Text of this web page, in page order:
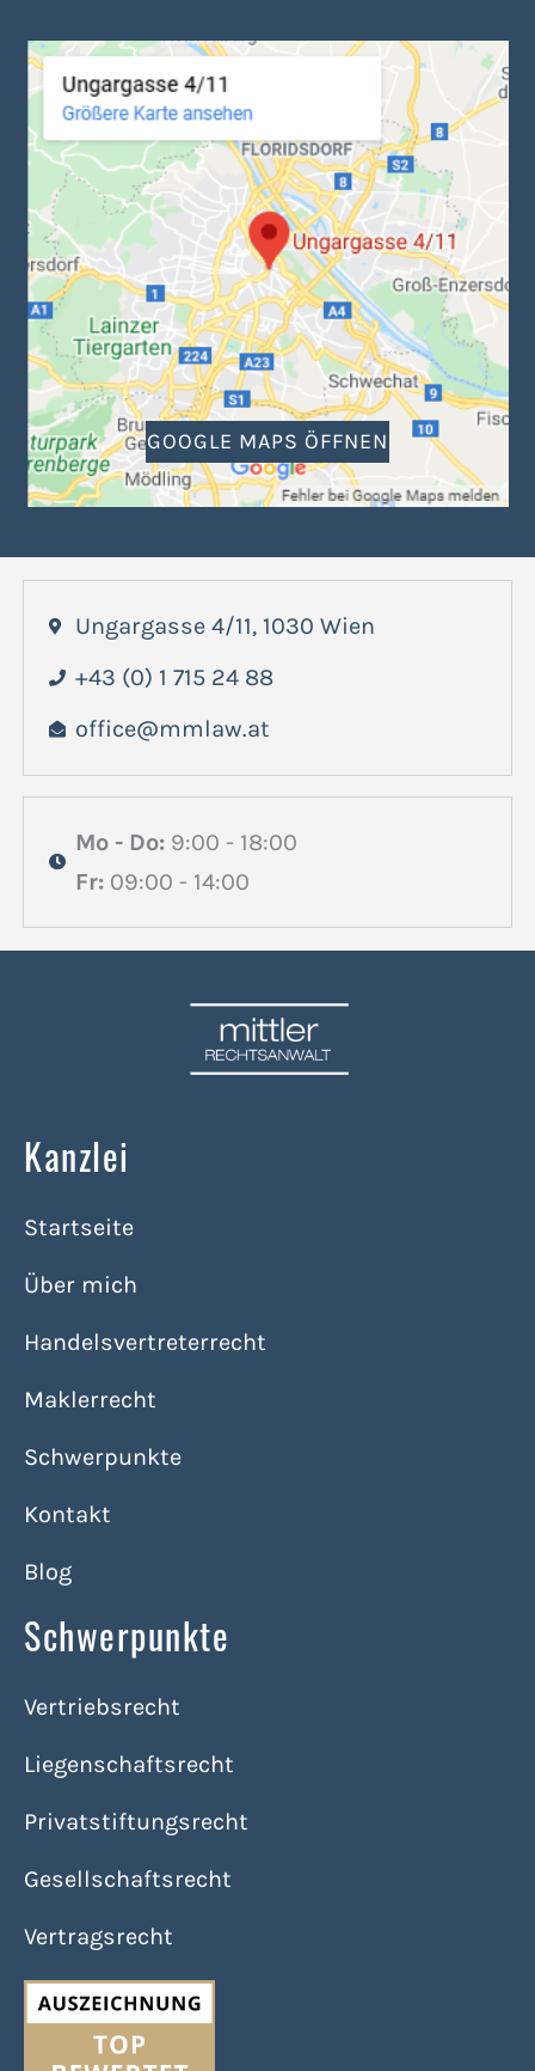
GOOGLE MAPS ÖFFNEN
Ungargasse 4/11, 1030 Wien
+43 (0) 1 715 24 88
office@mmlaw.at
Mo - Do: 9:00 - 18:00
Fr: 09:00 - 14:00
Kanzlei
Startseite
Über mich
Handelsvertreterrecht
Maklerrecht
Schwerpunkte
Kontakt
Blog
Schwerpunkte
Vertriebsrecht
Liegenschaftsrecht
Privatstiftungsrecht
Gesellschaftsrecht
Vertragsrecht